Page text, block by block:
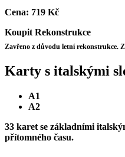
Cena: 719 Kč
Koupit Rekonstrukce
Zavřeno z důvodu letní rekonstrukce.
Karty s italskými
A1
A2
33 karet se základními
přítomného času.